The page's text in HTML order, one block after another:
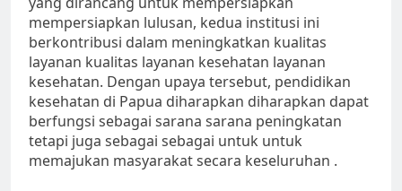
mempersiapkan lulusan, kedua institusi ini
berkontribusi dalam meningkatkan kualitas
layanan kualitas layanan kesehatan layanan
kesehatan. Dengan upaya tersebut, pendidikan
kesehatan di Papua diharapkan diharapkan dapat
berfungsi sebagai sarana sarana peningkatan
tetapi juga sebagai sebagai untuk untuk
memajukan masyarakat secara keseluruhan .